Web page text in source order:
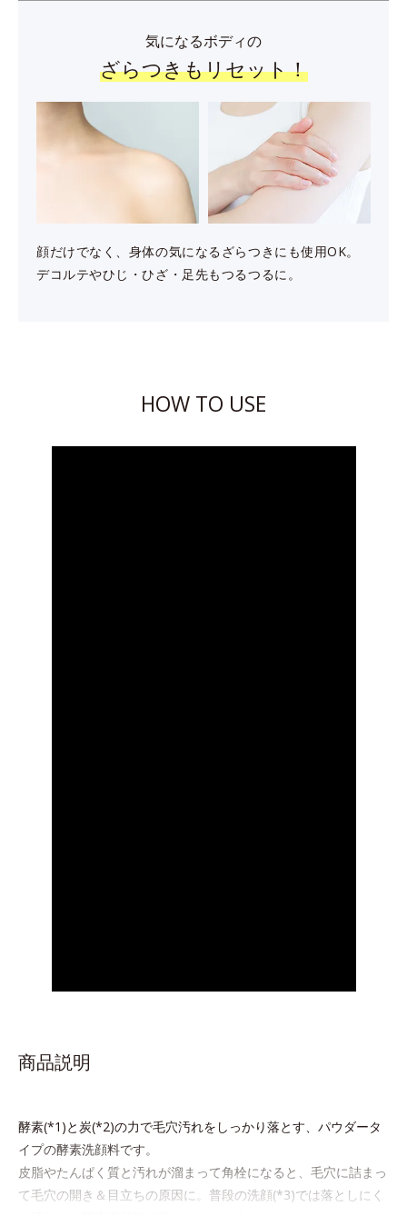
気になるボディの
ざらつきもリセット！
顔だけでなく、身体の気になるざらつきにも使用OK。
デコルテやひじ・ひざ・足先もつるつるに。
HOW TO USE
商品説明
酵素(*1)と炭(*2)の力で毛穴汚れをしっかり落とす、パウダータ
イプの酵素洗顔料です。
皮脂やたんぱく質と汚れが溜まって角栓になると、毛穴に詰まっ
て毛穴の開き＆目立ちの原因に。普段の洗顔(*3)では落としにく